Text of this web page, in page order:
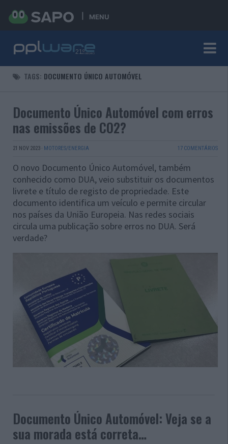
MENU
TAGS: DOCUMENTO ÚNICO AUTOMÓVEL
Documento Único Automóvel com erros
nas emissões de CO2?
21 NOV 2023 · MOTORES/ENERGIA 17 COMENTÁRIOS
O novo Documento Único Automóvel, também
conhecido como DUA, veio substituir os documentos
livrete e título de registo de propriedade. Este
documento identifica um veículo e permite circular
nos países da União Europeia. Nas redes sociais
circula uma publicação sobre erros no DUA. Será
verdade?
Documento Único Automóvel: Veja se a
sua morada está correta…